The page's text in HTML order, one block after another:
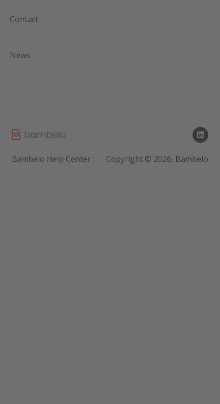
Contact
News
Bambelo Help Center Copyright © 2026, Bambelo